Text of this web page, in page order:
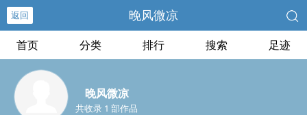
返回 晚风微凉
首页 分类 排行 搜索 足迹
晚风微凉
共收录 1 部作品